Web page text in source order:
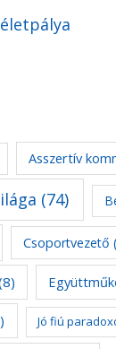
Asszertív
(74)
Csoportvezető
Jó fiú